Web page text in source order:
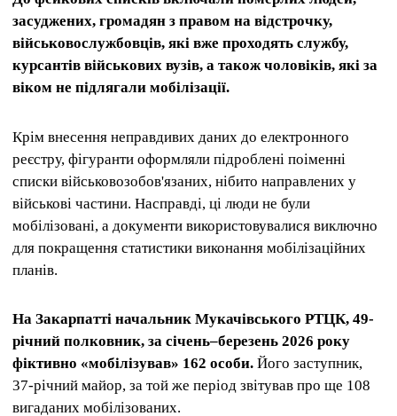
засуджених, громадян з правом на відстрочку,
військовослужбовців, які вже проходять службу,
курсантів військових вузів, а також чоловіків, які за
віком не підлягали мобілізації.
Крім внесення неправдивих даних до електронного
реєстру, фігуранти оформляли підроблені поіменні
списки військовозобов'язаних, нібито направлених у
військові частини. Насправді, ці люди не були
мобілізовані, а документи використовувалися виключно
для покращення статистики виконання мобілізаційних
планів.
На Закарпатті начальник Мукачівського РТЦК, 49-
річний полковник, за січень–березень 2026 року
фіктивно «мобілізував» 162 особи. Його заступник,
37-річний майор, за той же період звітував про ще 108
вигаданих мобілізованих.